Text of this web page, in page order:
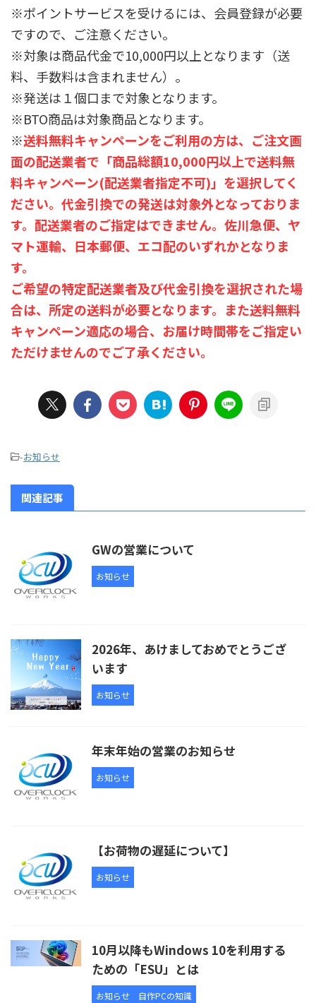
※ポイントサービスを受けるには、会員登録が必要
ですので、ご注意ください。
※対象は商品代金で10,000円以上となります（送
料、手数料は含まれません）。
※発送は１個口まで対象となります。
※BTO商品は対象商品となります。
※送料無料キャンペーンをご利用の方は、ご注文画
面の配送業者で「商品総額10,000円以上で送料無
料キャンペーン(配送業者指定不可)」を選択してく
ださい。代金引換での発送は対象外となっておりま
す。配送業者のご指定はできません。佐川急便、ヤ
マト運輸、日本郵便、エコ配のいずれかとなりま
す。
ご希望の特定配送業者及び代金引換を選択された場
合は、所定の送料が必要となります。また送料無料
キャンペーン適応の場合、お届け時間帯をご指定い
ただけませんのでご了承ください。
-お知らせ
関連記事
GWの営業について
お知らせ
2026年、あけましておめでとうござ
います
お知らせ
年末年始の営業のお知らせ
お知らせ
【お荷物の遅延について】
お知らせ
10月以降もWindows 10を利用する
ための「ESU」とは
お知らせ 自作PCの知識